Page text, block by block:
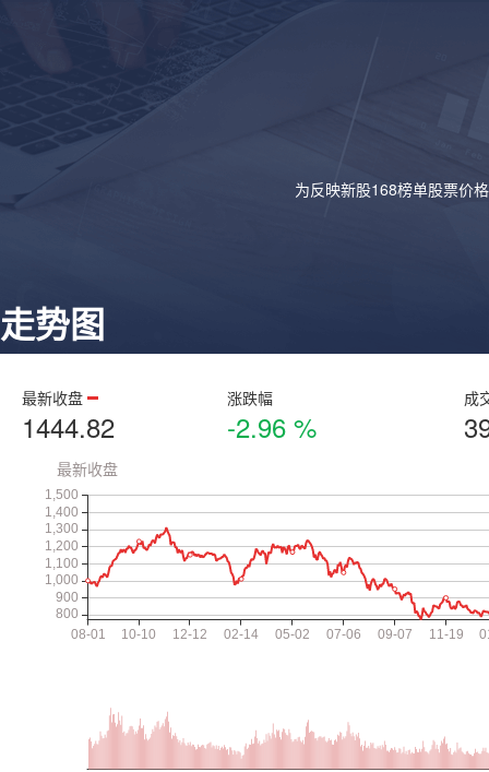
为反映新股168榜单股票价
走势图
最新收盘
1444.82
涨跌幅
-2.96 %
成